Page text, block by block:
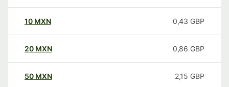
10 MXN 0,43 GBP
20 MXN 0,86 GBP
50 MXN 2,15 GBP